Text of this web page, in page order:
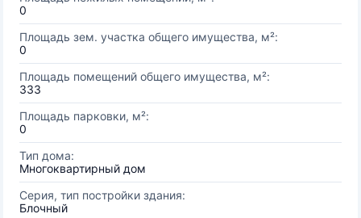
0
Площадь зем. участка общего имущества, м²:
0
Площадь помещений общего имущества, м²:
333
Площадь парковки, м²:
0
Тип дома:
Многоквартирный дом
Серия, тип постройки здания:
Блочный